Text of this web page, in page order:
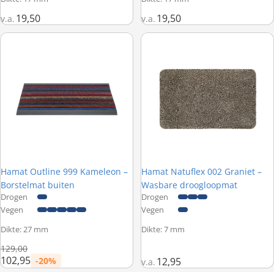
v.a. 19,50 v.a. 19,50
Hamat Outline 999 Kameleon – Borstelmat buiten
Hamat Outline 999 Kameleon –
Borstelmat buiten
Drogen
Vegen
Dikte: 27 mm
Normale prijs
129,00
Prijs met korting
102,95 -20%
Hamat Natuflex 002 Graniet –
Hamat Natuflex 002 Graniet –
Wasbare droogloopmat
Drogen
Vegen
Dikte: 7 mm
v.a. 12,95